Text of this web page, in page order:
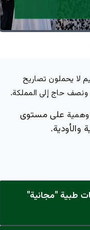
لا يحملون تصاريح
ونصف حاج إلى المملكة.
على مستوى
والأودية.
طبية "مجانية"